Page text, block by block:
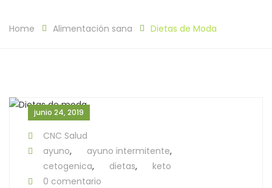
Home Alimentación sana Dietas de Moda
junio 24, 2019
CNC Salud
ayuno, ayuno intermitente,
cetogenica, dietas,
keto
0 comentario